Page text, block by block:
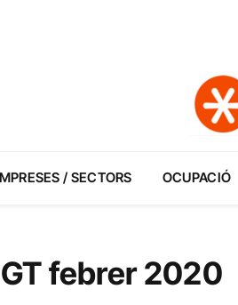
/ SECTORS OCUPACIÓ
febrer 2020